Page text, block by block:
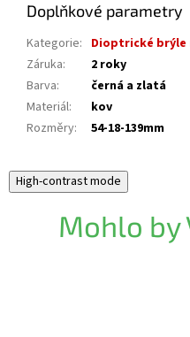
Doplňkové parametry
Kategorie: Dioptrické brýle
Záruka:
2 roky
Barva:
černá a zlatá
Materiál:
kov
Rozměry: 54-18-139mm
High-contrast mode
Mohlo by